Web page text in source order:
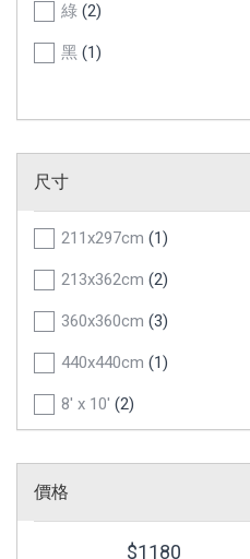
綠 (2)
黑 (1)
尺寸
211x297cm (1)
213x362cm (2)
360x360cm (3)
440x440cm (1)
8' x 10' (2)
價格
$1180